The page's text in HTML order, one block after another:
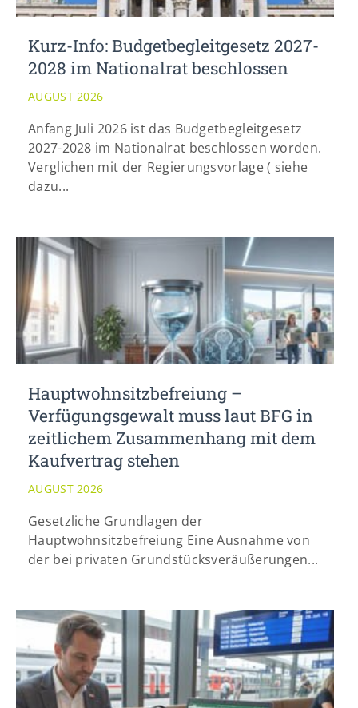
Kurz-Info: Budgetbegleitgesetz 2027-
2028 im Nationalrat beschlossen
AUGUST 2026
Anfang Juli 2026 ist das Budgetbegleitgesetz
2027-2028 im Nationalrat beschlossen worden.
Verglichen mit der Regierungsvorlage ( siehe
dazu...
Hauptwohnsitz​­befreiung –
Verfügungsgewalt muss laut BFG in
zeitlichem Zusammenhang mit dem
Kaufvertrag stehen
AUGUST 2026
Gesetzliche Grundlagen der
Hauptwohnsitzbefreiung Eine Ausnahme von
der bei privaten Grundstücksveräußerungen...